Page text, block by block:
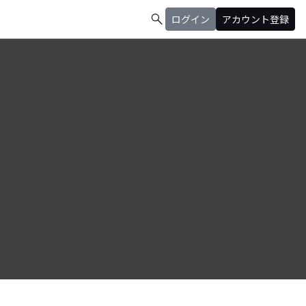
search ログイン アカウント登録